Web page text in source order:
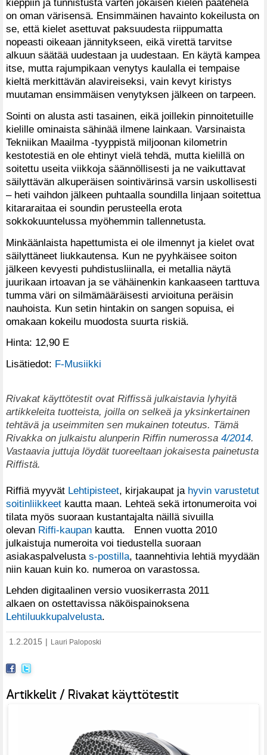
kieppiin ja tunnistusta varten jokaisen kielen päätehela
on oman värisensä. Ensimmäinen havainto kokeilusta on
se, että kielet asettuvat paksuudesta riippumatta
nopeasti oikeaan jännitykseen, eikä virettä tarvitse
alkuun säätää uudestaan ja uudestaan. En käytä kampea
itse, mutta rajumpikaan venytys kaulalla ei tempaise
kieltä merkittävän alavireiseksi, vain kevyt kiristys
muutaman ensimmäisen venytyksen jälkeen on tarpeen.
Sointi on alusta asti tasainen, eikä joillekin pinnoitetuille
kielille ominaista sähinää ilmene lainkaan. Varsinaista
Tekniikan Maailma -tyyppistä miljoonan kilometrin
kestotestiä en ole ehtinyt vielä tehdä, mutta kielillä on
soitettu useita viikkoja säännöllisesti ja ne vaikuttavat
säilyttävän alkuperäisen sointivärinsä varsin uskollisesti
– heti vaihdon jälkeen puhtaalla soundilla linjaan soitettua
kitararaitaa ei soundin perusteella erota
sokkokuuntelussa myöhemmin tallennetusta.
Minkäänlaista hapettumista ei ole ilmennyt ja kielet ovat
säilyttäneet liukkautensa. Kun ne pyyhkäisee soiton
jälkeen kevyesti puhdistusliinalla, ei metallia näytä
juurikaan irtoavan ja se vähäinenkin kankaaseen tarttuva
tumma väri on silmämääräisesti arvioituna peräisin
nauhoista. Kun setin hintakin on sangen sopuisa, ei
omakaan kokeilu muodosta suurta riskiä.
Hinta: 12,90 E
Lisätiedot: F-Musiikki
Rivakat käyttötestit ovat Riffissä julkaistavia lyhyitä
artikkeleita tuotteista, joilla on selkeä ja yksinkertainen
tehtävä ja useimmiten sen mukainen toteutus. Tämä
Rivakka on julkaistu alunperin Riffin numerossa 4/2014.
Vastaavia juttuja löydät tuoreeltaan jokaisesta painetusta
Riffistä.
Riffiä myyvät Lehtipisteet, kirjakaupat ja hyvin varustetut
soitinliikkeet kautta maan. Lehteä sekä irtonumeroita voi
tilata myös suoraan kustantajalta näillä sivuilla
olevan Riffi-kaupan kautta. Ennen vuotta 2010
julkaistuja numeroita voi tiedustella suoraan
asiakaspalvelusta s-postilla, taannehtivia lehtiä myydään
niin kauan kuin ko. numeroa on varastossa.
Lehden digitaalinen versio vuosikerrasta 2011
alkaen on ostettavissa näköispainoksena
Lehtiluukkupalvelusta.
1.2.2015 Lauri Paloposki
Artikkelit / Rivakat käyttötestit